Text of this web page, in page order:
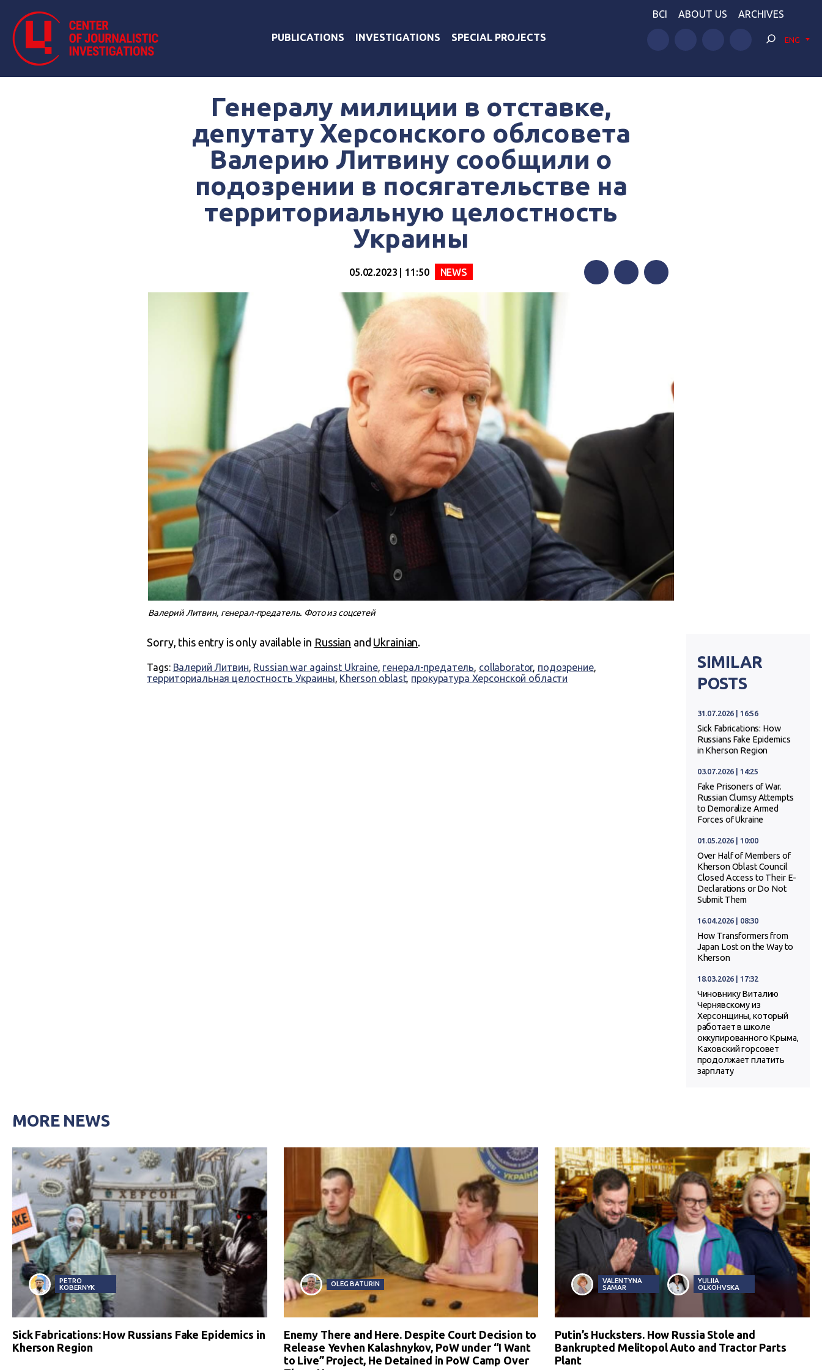
PUBLICATIONS INVESTIGATIONS SPECIAL PROJECTS
BCI ABOUT US ARCHIVES
ENG
Генералу милиции в отставке,
депутату Херсонского облсовета
Валерию Литвину сообщили о
подозрении в посягательстве на
территориальную целостность
Украины
05.02.2023 | 11:50 NEWS
Валерий Литвин, генерал-предатель. Фото из соцсетей
Sorry, this entry is only available in Russian and Ukrainian.
Tags: Валерий Литвин Russian war against Ukraine, генерал-предатель collaborator, подозрение,
территориальная целостность Украины Kherson oblast, прокуратура Херсонской области
SIMILAR
POSTS
31.07.2026 | 16:56
Sick Fabrications: How
Russians Fake Epidemics
in Kherson Region
03.07.2026 | 14:25
Fake Prisoners of War.
Russian Clumsy Attempts
to Demoralize Armed
Forces of Ukraine
01.05.2026 | 10:00
Over Half of Members of
Kherson Oblast Council
Closed Access to Their E-
Declarations or Do Not
Submit Them
16.04.2026 | 08:30
How Transformers from
Japan Lost on the Way to
Kherson
18.03.2026 | 17:32
Чиновнику Виталию
Чернявскому из
Херсонщины, который
работает в школе
оккупированного Крыма,
Каховский горсовет
продолжает платить
зарплату
MORE NEWS
PETRO
KOBERNYK
Sick Fabrications: How Russians Fake Epidemics in
Kherson Region
OLEG BATURIN
Enemy There and Here. Despite Court Decision to
Release Yevhen Kalashnykov, PoW under “I Want
to Live” Project, He Detained in PoW Camp Over
VALENTYNA
SAMAR
YULIIA
OLKOHVSKA
Putin’s Hucksters. How Russia Stole and
Bankrupted Melitopol Auto and Tractor Parts
Plant